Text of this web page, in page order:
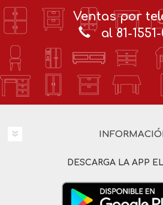
Ventas por
al 81-1551-
DESCARGA LA APP